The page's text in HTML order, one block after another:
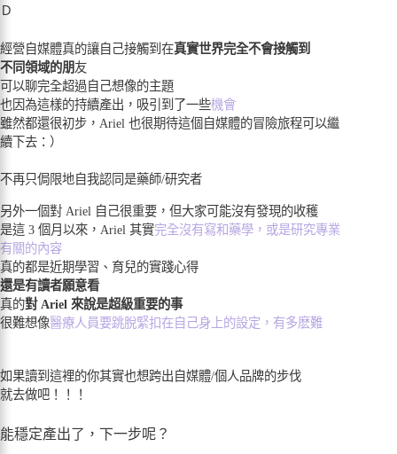
Ｄ
經營自媒體真的讓自己接觸到在真實世界完全不會接觸到
不同領域的朋友
可以聊完全超過自己想像的主題
也因為這樣的持續產出，吸引到了一些機會
雖然都還很初步，Ariel 也很期待這個自媒體的冒險旅程可以繼
續下去：）
不再只侷限地自我認同是藥師/研究者
另外一個對 Ariel 自己很重要，但大家可能沒有發現的收穫
是這 3 個月以來，Ariel 其實完全沒有寫和藥學，或是研究專業
有關的內容
真的都是近期學習、育兒的實踐心得
還是有讀者願意看
真的對 Ariel 來說是超級重要的事
很難想像醫療人員要跳脫緊扣在自己身上的設定，有多麽難
如果讀到這裡的你其實也想跨出自媒體/個人品牌的步伐
就去做吧！！！
能穩定產出了，下一步呢？